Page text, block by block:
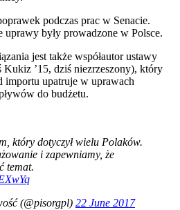
podczas prac w Senacie.
były prowadzone w Polsce.
jest także współautor ustawy
Kukiz ’15, dziś niezrzeszony), który
importu upatruje w uprawach
do budżetu.
który dotyczył wielu Polaków.
i zapewniamy, że
temat.
(@pisorgpl) 22 June 2017